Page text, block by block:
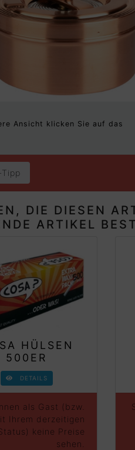
Ansicht klicken Sie auf das
DIE DIESEN
ARTIKEL
HÜLSEN
500ER
DETAILS
als Gast (bzw.
Ihrem derzeitigen
keine Preise
sehen.